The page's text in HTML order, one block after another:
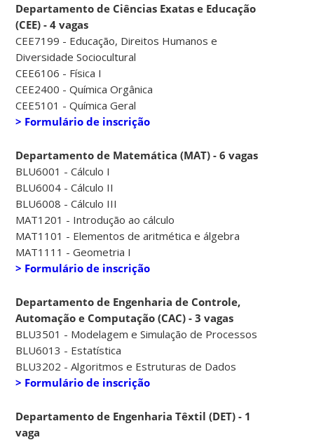
Departamento de Ciências Exatas e Educação
(CEE) - 4 vagas
CEE7199 - Educação, Direitos Humanos e
Diversidade Sociocultural
CEE6106 - Física I
CEE2400 - Química Orgânica
CEE5101 - Química Geral
> Formulário de inscrição
Departamento de Matemática (MAT) - 6 vagas
BLU6001 - Cálculo I
BLU6004 - Cálculo II
BLU6008 - Cálculo III
MAT1201 - Introdução ao cálculo
MAT1101 - Elementos de aritmética e álgebra
MAT1111 - Geometria I
> Formulário de inscrição
Departamento de Engenharia de Controle,
Automação e Computação (CAC) - 3 vagas
BLU3501 - Modelagem e Simulação de Processos
BLU6013 - Estatística
BLU3202 - Algoritmos e Estruturas de Dados
> Formulário de inscrição
Departamento de Engenharia Têxtil (DET) - 1
vaga